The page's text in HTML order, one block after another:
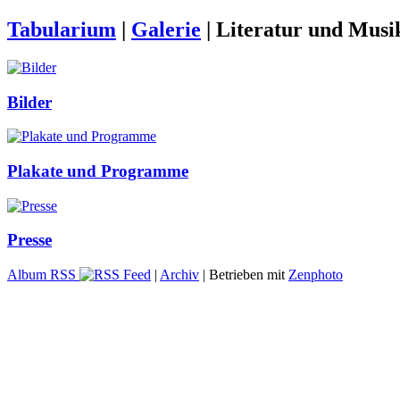
Tabularium | Galerie | Literatur und
Bilder
Plakate und Programme
Presse
Album RSS | Archiv | Betrieben mit Zenphoto